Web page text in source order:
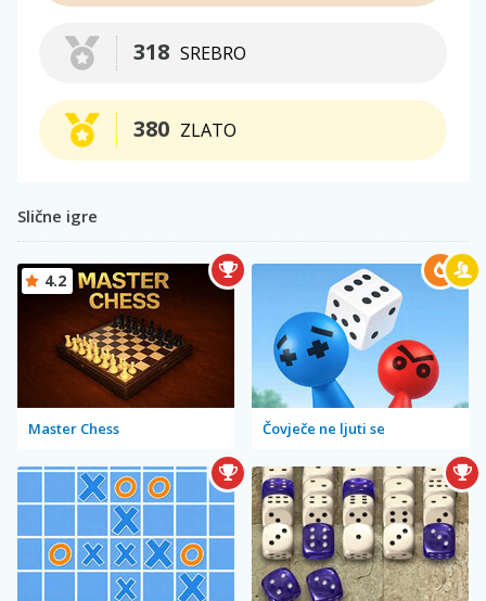
SREBRO
318
ZLATO
380
Slične igre
Master Chess
4.2
Čovječe ne ljuti se